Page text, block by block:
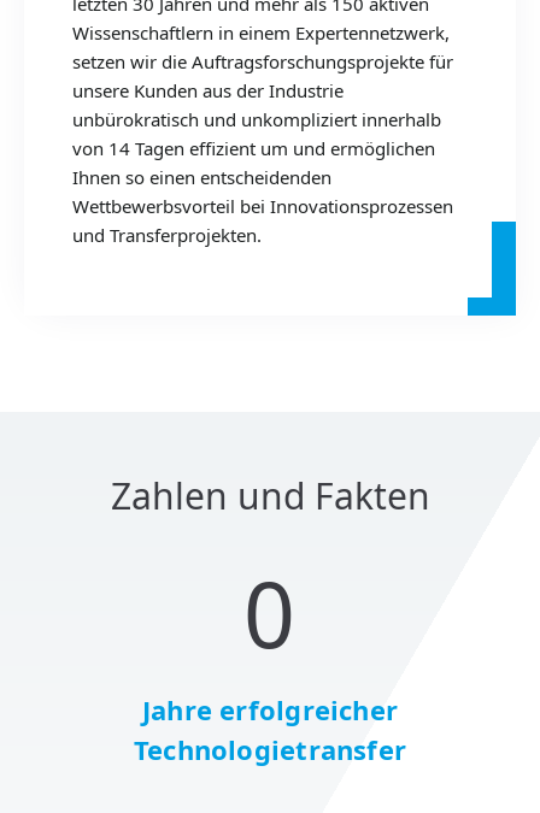
Wissenschaftlern in einem Expertennetzwerk,
setzen wir die Auftragsforschungsprojekte für
unsere Kunden aus der Industrie
unbürokratisch und unkompliziert innerhalb
von 14 Tagen effizient um und ermöglichen
Ihnen so einen entscheidenden
Wettbewerbsvorteil bei Innovationsprozessen
und Transferprojekten.
Zahlen und Fakten
0
Jahre erfolgreicher
Technologietransfer